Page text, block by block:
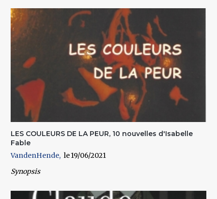
LES COULEURS DE LA PEUR, 10 nouvelles d'Isabelle
Fable
VandenHende
19/06/2021
Synopsis